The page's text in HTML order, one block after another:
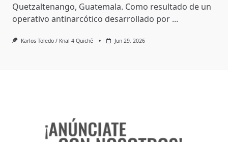
Quetzaltenango, Guatemala. Como resultado de un
operativo antinarcótico desarrollado por ...
Karlos Toledo / Knal 4 Quiché Jun 29, 2026